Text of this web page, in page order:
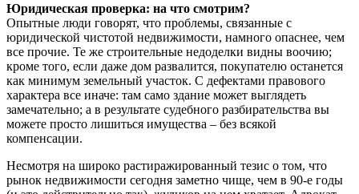
Юридическая проверка: на что смотрим?
Опытные люди говорят, что проблемы, связанные с
юридической чистотой недвижимости, намного опаснее, чем
все прочие. Те же строительные недоделки видны воочию;
кроме того, если даже дом развалится, покупателю останется
как минимум земельный участок. С дефектами правового
характера все иначе: там само здание может выглядеть
замечательно; а в результате судебного разбирательства вы
можете просто лишиться имущества – без всякой
компенсации.
Несмотря на широко растиражированный тезис о том, что
рынок недвижимости сегодня заметно чище, чем в 90-е годы